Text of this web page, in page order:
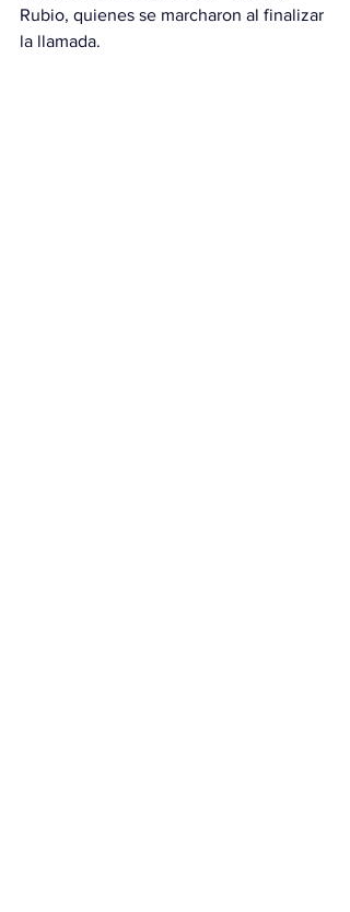
Rubio, quienes se marcharon al finalizar
la llamada.